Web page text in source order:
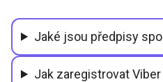
Jaké jsou předpisy
Jak zaregistrovat